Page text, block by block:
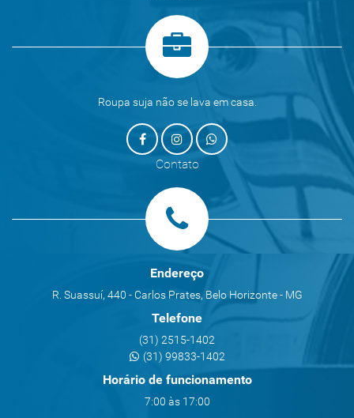
Roupa suja não se lava em casa.
Contato
Endereço
R. Suassuí, 440 - Carlos Prates, Belo Horizonte - MG
Telefone
(31) 2515-1402
(31) 99833-1402
Horário de funcionamento
7:00 às 17:00